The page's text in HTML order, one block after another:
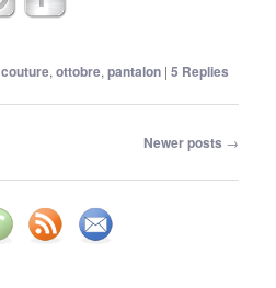
couture,ottobre,pantalon |5 Replies
Newer posts →